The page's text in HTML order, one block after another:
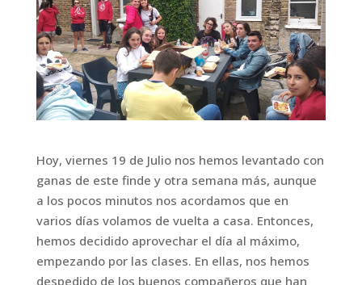
Hoy, viernes 19 de Julio nos hemos levantado con
ganas de este finde y otra semana más, aunque
a los pocos minutos nos acordamos que en
varios días volamos de vuelta a casa. Entonces,
hemos decidido aprovechar el día al máximo,
empezando por las clases. En ellas, nos hemos
despedido de los buenos compañeros que han